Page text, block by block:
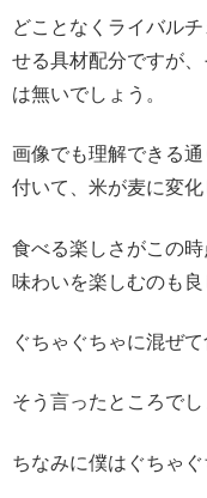
どことなくライバル
せる具材配分ですが
は無いでしょう。
画像でも理解できる
付いて、米が麦に変化
食べる楽しさがこの
味わいを楽しむのも良
ぐちゃぐちゃに混ぜて
そう言ったところでし
ちなみに僕はぐちゃ